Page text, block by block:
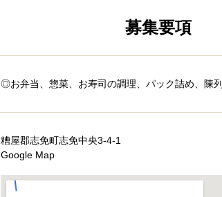
募集要項
◎お弁当、惣菜、お寿司の調理、パック詰め、陳列
糟屋郡志免町志免中央3-4-1
Google Map